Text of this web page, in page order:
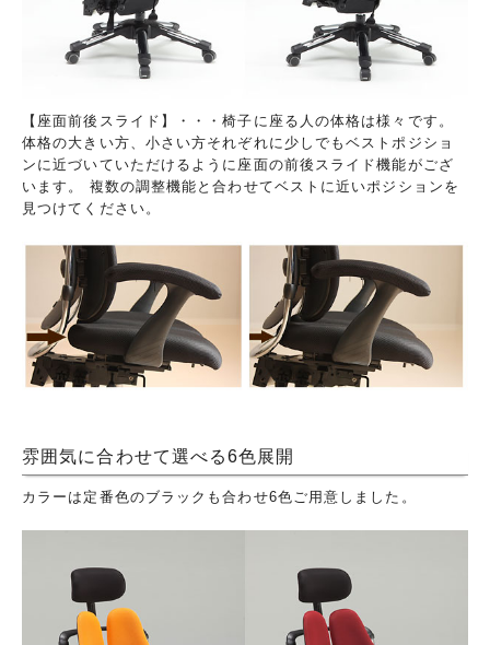
【座面前後スライド】・・・椅子に座る人の体格は様々です。
体格の大きい方、小さい方それぞれに少しでもベストポジショ
ンに近づいていただけるように座面の前後スライド機能がござ
います。 複数の調整機能と合わせてベストに近いポジションを
見つけてください。
雰囲気に合わせて選べる6色展開
カラーは定番色のブラックも合わせ6色ご用意しました。